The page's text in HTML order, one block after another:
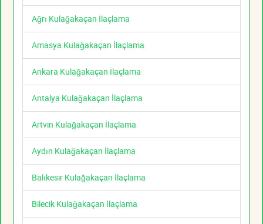
Ağrı Kulağakaçan İlaçlama
Amasya Kulağakaçan İlaçlama
Ankara Kulağakaçan İlaçlama
Antalya Kulağakaçan İlaçlama
Artvin Kulağakaçan İlaçlama
Aydın Kulağakaçan İlaçlama
Balıkesir Kulağakaçan İlaçlama
Bilecik Kulağakaçan İlaçlama